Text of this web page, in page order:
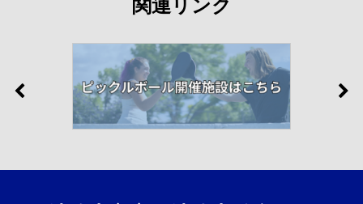
関連リンク